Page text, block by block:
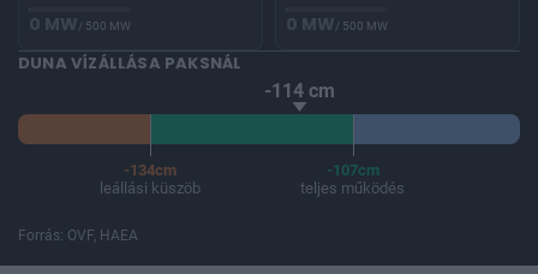
0 MW/ 500 MW 0 MW/ 500 MW
DUNA VÍZÁLLÁSA PAKSNÁL
-114 cm
-134cm
leállási küszöb
-107cm
teljes működés
Forrás: OVF, HAEA